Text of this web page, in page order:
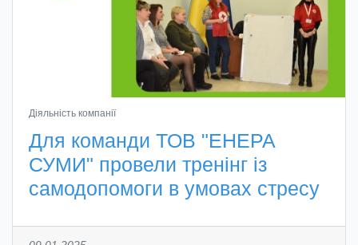
Діяльність компанії
Для команди ТОВ "ЕНЕРА
СУМИ" провели тренінг із
самодопомоги в умовах стресу